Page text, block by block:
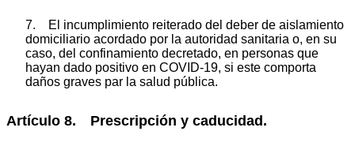
7. El incumplimiento reiterado del deber de aislamiento
domiciliario acordado por la autoridad sanitaria o, en su
caso, del confinamiento decretado, en personas que
hayan dado positivo en COVID-19, si este comporta
daños graves par la salud pública.
Artículo 8. Prescripción y caducidad.